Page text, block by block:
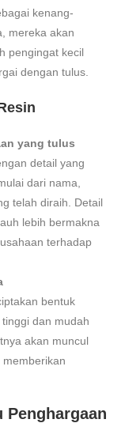
kenang-
mereka akan
pengingat kecil
dengan tulus.
yang tulus
detail yang
dari nama,
telah diraih. Detail
lebih bermakna
terhadap
bentuk
dan mudah
akan muncul
Penghargaan